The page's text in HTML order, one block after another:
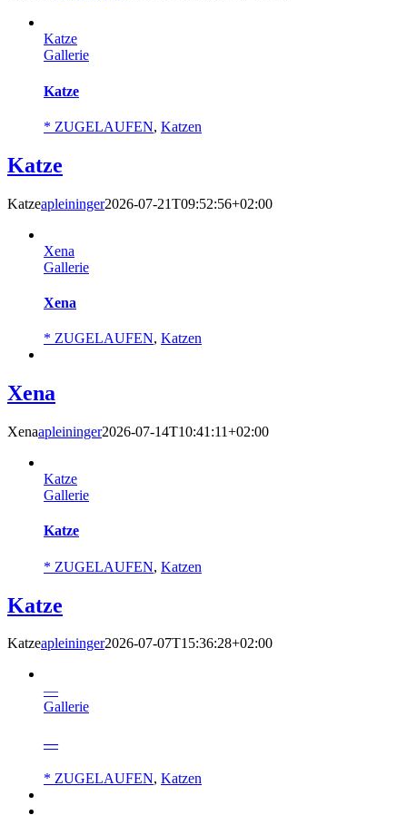
Katze
Gallerie
Katze
* ZUGELAUFEN, Katzen
Katze
Katzeapleininger2026-07-21T09:52:56+02:00
Xena
Gallerie
Xena
* ZUGELAUFEN, Katzen
Xena
Xenaapleininger2026-07-14T10:41:11+02:00
Katze
Gallerie
Katze
* ZUGELAUFEN, Katzen
Katze
Katzeapleininger2026-07-07T15:36:28+02:00
—
Gallerie
—
* ZUGELAUFEN, Katzen